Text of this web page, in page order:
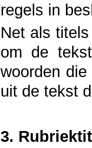
regels in
Net als
om de
woorden
uit de tekst
3.